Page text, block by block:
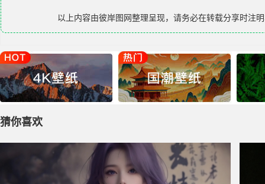
以上内容由彼岸图网 整理呈现，请务必在转载分享时注
猜你喜欢